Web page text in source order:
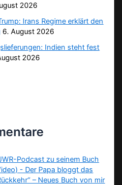
2026
Irans Regime erklärt den
6. August 2026
Indien steht fest
2026
Podcast zu seinem Buch
- Der Papa bloggt das
– Neues Buch von mir